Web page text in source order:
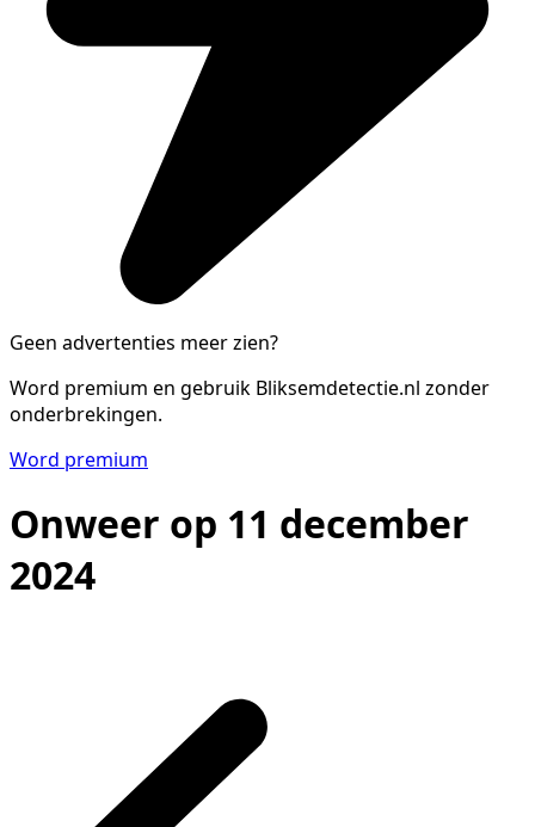
Geen advertenties meer zien?
Word premium en gebruik Bliksemdetectie.nl zonder
onderbrekingen.
Word premium
Onweer op 11 december
2024